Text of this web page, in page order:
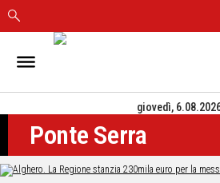
IN
CAGLIARI
SASSARI
NUORO
ORISTANO
giovedì,
Ponte Serra